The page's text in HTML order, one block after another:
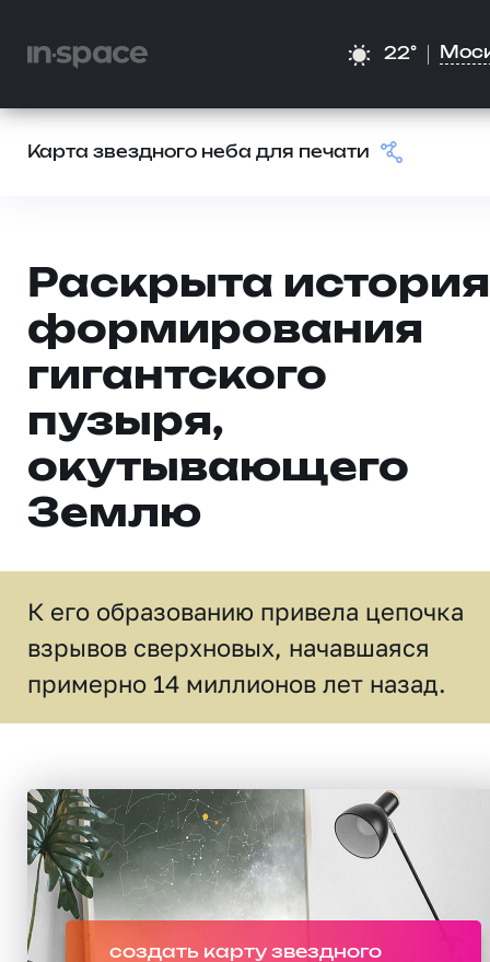
22°
Карта звездного неба для печати
Раскрыта история
формирования
гигантского
пузыря,
окутывающего
Землю
К его образованию привела цепочка
взрывов сверхновых, начавшаяся
примерно 14 миллионов лет назад.
создать карту звездного